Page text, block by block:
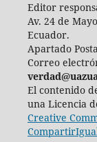
Editor
Av. 24 de
Ecuador.
Apartado
Correo
El contenido
una Licencia
Creative